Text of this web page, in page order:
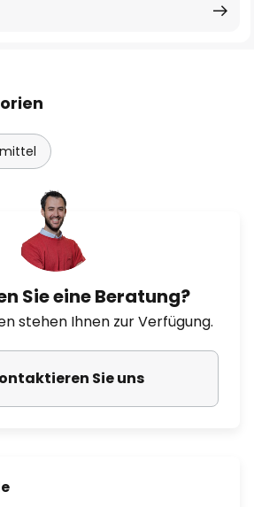
Sie eine Beratung?
stehen Ihnen zur Verfügung.
Sie uns